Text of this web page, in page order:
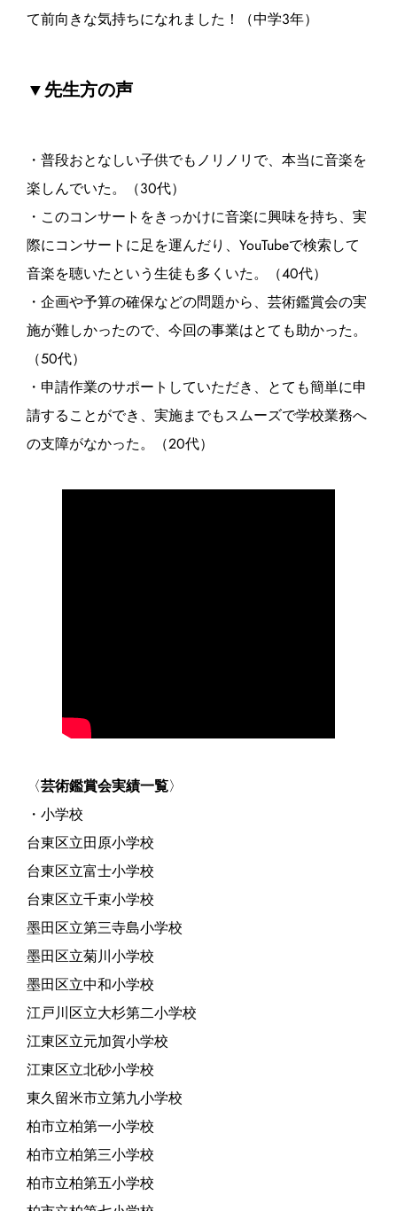
て前向きな気持ちになれました！（中学3年）
▼先生方の声
・普段おとなしい子供でもノリノリで、本当に音楽を
楽しんでいた。（30代）
・このコンサートをきっかけに音楽に興味を持ち、実
際にコンサートに足を運んだり、YouTubeで検索して
音楽を聴いたという生徒も多くいた。（40代）
・企画や予算の確保などの問題から、芸術鑑賞会の実
施が難しかったので、今回の事業はとても助かった。
（50代）
・申請作業のサポートしていただき、とても簡単に申
請することができ、実施までもスムーズで学校業務へ
の支障がなかった。（20代）
〈芸術鑑賞会実績一覧〉
・小学校
台東区立田原小学校
台東区立富士小学校
台東区立千束小学校
墨田区立第三寺島小学校
墨田区立菊川小学校
墨田区立中和小学校
江戸川区立大杉第二小学校
江東区立元加賀小学校
江東区立北砂小学校
東久留米市立第九小学校
柏市立柏第一小学校
柏市立柏第三小学校
柏市立柏第五小学校